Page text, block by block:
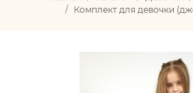
Комплект для девочки